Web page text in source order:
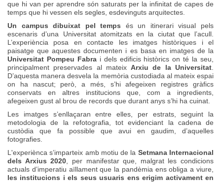
que hi van per aprendre són saturats per la infinitat de capes de
temps que hi vessen els segles, esdevinguts arquitectes.
Un campus dibuixat pel temps és un itinerari visual pels
escenaris d’una Universitat atomitzats en la ciutat que l’acull.
L’experiència posa en contacte les imatges històriques i el
paisatge que aquestes documenten i es basa en imatges de la
Universitat Pompeu Fabrai dels edificis històrics on té la seu,
principalment preservades al mateixArxiu de la Universitat
D’aquesta manera desvela la memòria custodiada al mateix espai
on ha nascut; però, a més, s’hi afegeixen registres gràfics
conservats en altres institucions que, com a ingredients,
afegeixen gust al brou de records que durant anys s’hi ha cuinat.
Les imatges s’enllaçaran entre elles, per estrats, seguint la
metodologia de la refotografia, tot evidenciant la cadena de
custòdia que fa possible que avui en gaudim, d’aquelles
fotografies.
L'experiènca s’imparteix amb motiu de la Setmana Internacional
dels Arxius 2020 , per manifestar que, malgrat les condicions
actuals d’imperatiu aïllament que la pandèmia ens obliga a viure,
les institucions i els seus usuaris ens erigim activament en